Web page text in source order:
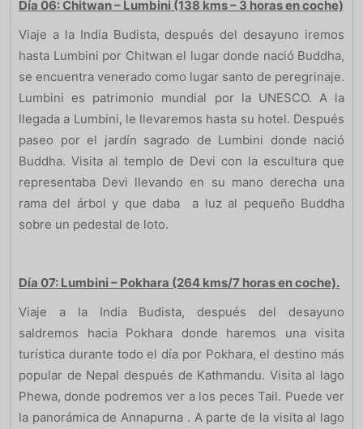
Día 06: Chitwan – Lumbini (138 kms – 3 horas en coche)
Viaje a la India Budista, después del desayuno iremos
hasta Lumbini por Chitwan el lugar donde nació Buddha,
se encuentra venerado como lugar santo de peregrinaje.
Lumbini es patrimonio mundial por la UNESCO. A la
llegada a Lumbini, le llevaremos hasta su hotel. Después
paseo por el jardín sagrado de Lumbini donde nació
Buddha. Visita al templo de Devi con la escultura que
representaba Devi llevando en su mano derecha una
rama del árbol y que daba a luz al pequeño Buddha
sobre un pedestal de loto.
Día 07: Lumbini – Pokhara (264 kms/7 horas en coche).
Viaje a la India Budista, después del desayuno
saldremos hacia Pokhara donde haremos una visita
turística durante todo el día por Pokhara, el destino más
popular de Nepal después de Kathmandu. Visita al lago
Phewa, donde podremos ver a los peces Tail. Puede ver
la panorámica de Annapurna . A parte de la visita al lago